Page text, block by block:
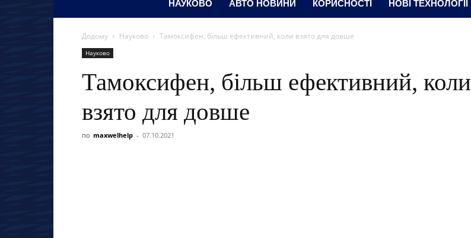
НАУКОВО АВТО НОВИНИ КОРИСНОСТІ НОВІ ТЕХНОЛОГІЇ
Додому Науково Тамоксифен, більш ефективний, коли взято для довше
Науково
Тамоксифен, більш ефективний, коли
взято для довше
по maxwelhelp - 07.10.2021